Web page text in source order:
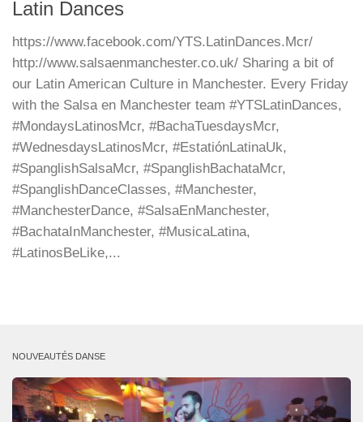
Latin Dances
https://www.facebook.com/YTS.LatinDances.Mcr/
http://www.salsaenmanchester.co.uk/ Sharing a bit of
our Latin American Culture in Manchester. Every Friday
with the Salsa en Manchester team #YTSLatinDances,
#MondaysLatinosMcr, #BachaTuesdaysMcr,
#WednesdaysLatinosMcr, #EstatiónLatinaUk,
#SpanglishSalsaMcr, #SpanglishBachataMcr,
#SpanglishDanceClasses, #Manchester,
#ManchesterDance, #SalsaEnManchester,
#BachataInManchester, #MusicaLatina,
#LatinosBeLike,...
NOUVEAUTÉS DANSE